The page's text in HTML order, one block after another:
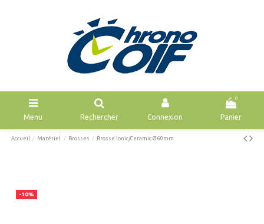
Menu Rechercher Connexion
0
Panier
Accueil Matériel Brosses Brosse Ionic/Ceramic Ø 60mm
-10%